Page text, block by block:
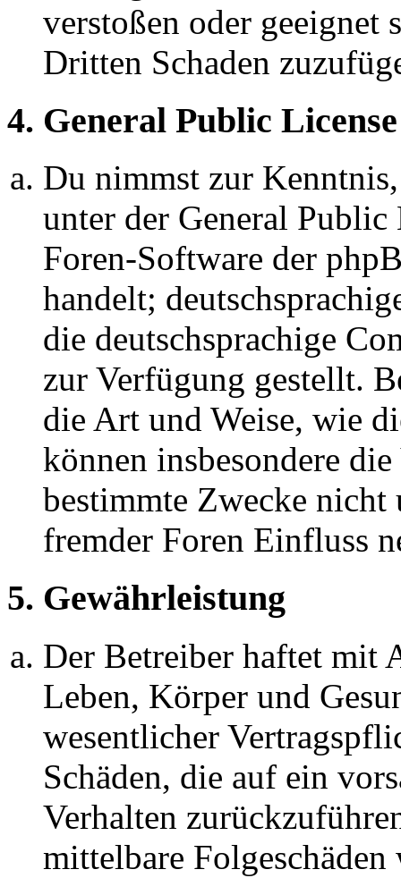
verstoßen oder geeignet
Dritten Schaden
4. General Public License
Du nimmst zur
unter der General
Foren-Software der
handelt;
die deutschsprachige
zur Verfügung gestellt.
die Art und Weise, wie
können insbesondere
bestimmte Zwecke nicht
fremder Foren Einfluss
5. Gewährleistung
Der Betreiber haftet mit
Leben, Körper und
wesentlicher
Schäden, die auf ein
Verhalten
mittelbare Folgeschäden